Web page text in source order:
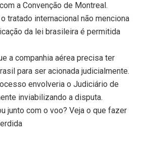
a Convenção de Montreal.
tratado internacional não menciona
da lei brasileira é permitida
a companhia aérea precisa ter
para ser acionada judicialmente.
envolveria o Judiciário de
inviabilizando a disputa.
junto com o voo? Veja o que fazer